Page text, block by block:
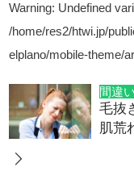
Warning: Undefined
/home/res2/htwi.jp/
elplano/mobile-theme/
間違
毛抜
肌荒